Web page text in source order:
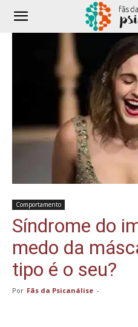
Comportamento
Síndrome do
medo da
tipo é o seu?
Por Fãs da Psicanálise -